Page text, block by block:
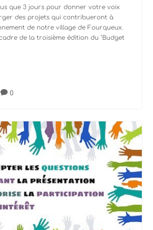
que 3 jours pour donner votre voix
des projets qui contribueront à
de notre village de Fourqueux.
de la troisième édition du ‘Budget
 0